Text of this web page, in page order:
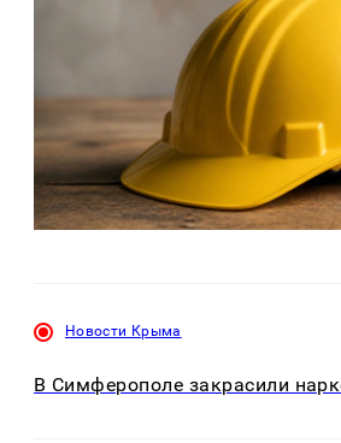
Новости Крыма
В Симферополе закрасили